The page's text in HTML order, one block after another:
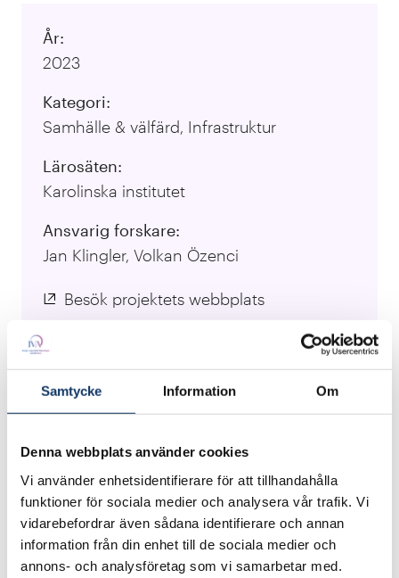
Samtycke Information Om
Denna webbplats använder cookies
Vi använder enhetsidentifierare för att tillhandahålla
funktioner för sociala medier och analysera vår trafik. Vi
vidarebefordrar även sådana identifierare och annan
information från din enhet till de sociala medier och
annons- och analysföretag som vi samarbetar med.
År:
2023
Kategori:
Samhälle & välfärd, Infrastruktur
Lärosäten:
Karolinska institutet
Ansvarig forskare:
Jan Klingler, Volkan Özenci
Besök projektets webbplats
Sepsis är ett livshotande tillstånd som drabbar
mer än 50 miljoner människor varje år och
orsakar ett av fem dödsfall i världen. Sepsis
av långa vårdtider och hög risk för bestående
men för överlevare.
I flera studier har man visat att effektiv
antimikrobiell behandling tidigt i